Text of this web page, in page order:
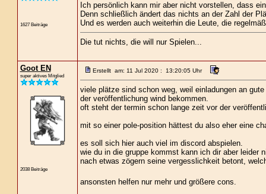
1627 Beiträge
Ich persönlich kann mir aber nicht vorstellen, dass
Denn schließlich ändert das nichts an der Zahl der
Und es werden auch weiterhin die Leute, die
Die tut nichts, die will nur Spielen...
Goot EN
super aktives Mitglied
2038 Beiträge
Erstellt am: 11 Jul 2020 : 13:20:05 Uhr
viele plätze sind schon weg, weil einladungen an
der veröffentlichung wind bekommen.
oft steht der termin schon lange zeit vor der
mit so einer pole-position hättest du also eher eine
es soll sich hier auch viel im discord abspielen.
wie du in die gruppe kommst kann ich dir aber leider
nach etwas zögern seine vergesslichkeit betont,
ansonsten helfen nur mehr und größere cons.